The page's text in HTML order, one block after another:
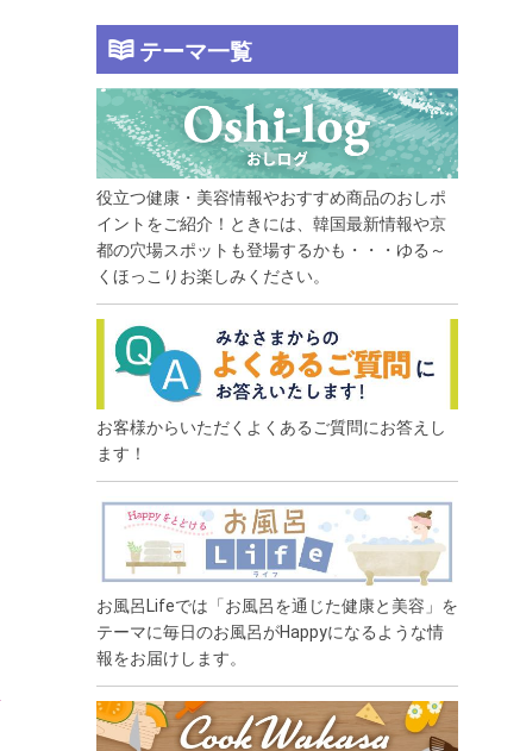
テーマ一覧
役立つ健康・美容情報やおすすめ商品のおしポ
イントをご紹介！ときには、韓国最新情報や京
都の穴場スポットも登場するかも・・・ゆる～
くほっこりお楽しみください。
お客様からいただくよくあるご質問にお答えし
ます！
お風呂Lifeでは「お風呂を通じた健康と美容」を
テーマに毎日のお風呂がHappyになるような情
報をお届けします。